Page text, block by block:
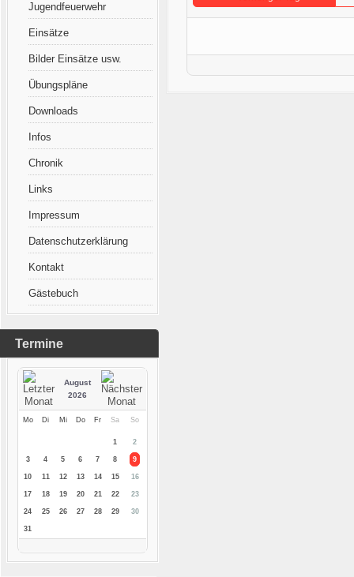
Jugendfeuerwehr
Einsätze
Bilder Einsätze usw.
Übungspläne
Downloads
Infos
Chronik
Links
Impressum
Datenschutzerklärung
Kontakt
Gästebuch
Termine
August
2026
Mo Di Mi Do Fr Sa So
1 2
3 4 5 6 7 8 9
10 11 12 13 14 15 16
17 18 19 20 21 22 23
24 25 26 27 28 29 30
31